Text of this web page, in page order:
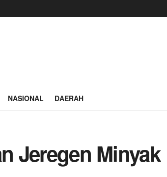
NASIONAL DAERAH
Jeregen